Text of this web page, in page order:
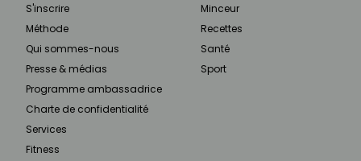
S'inscrire
Méthode
Qui sommes-nous
Presse & médias
Programme ambassadrice
Charte de confidentialité
Services
Fitness
Minceur
Recettes
Santé
Sport